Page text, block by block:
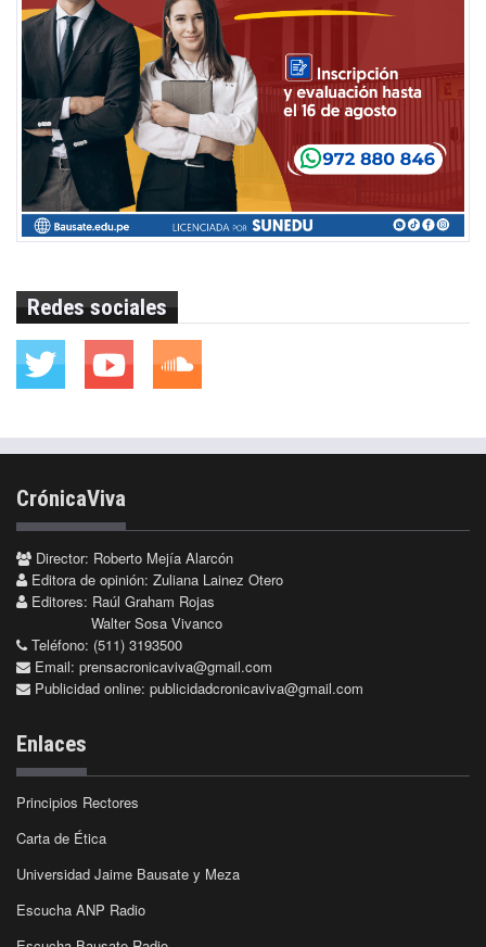
Redes sociales
CrónicaViva
Director: Roberto Mejía Alarcón
Editora de opinión: Zuliana Lainez Otero
Editores: Raúl Graham Rojas
Walter Sosa Vivanco
Teléfono: (511) 3193500
Email: prensacronicaviva@gmail.com
Publicidad online: publicidadcronicaviva@gmail.com
Enlaces
Principios Rectores
Carta de Ética
Universidad Jaime Bausate y Meza
Escucha ANP Radio